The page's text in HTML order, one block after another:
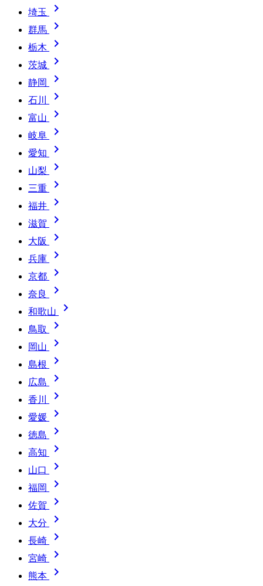
埼玉 
群馬 
栃木 
茨城 
静岡 
石川 
富山 
岐阜 
愛知 
山梨 
三重 
福井 
滋賀 
大阪 
兵庫 
京都 
奈良 
和歌山 
鳥取 
岡山 
島根 
広島 
香川 
愛媛 
徳島 
高知 
山口 
福岡 
佐賀 
大分 
長崎 
宮崎 
熊本
